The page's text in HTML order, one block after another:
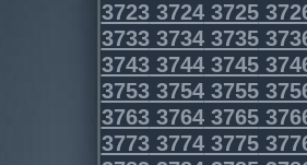
372337243725
373337343735
374337443745
375337543755
376337643765
377337743775